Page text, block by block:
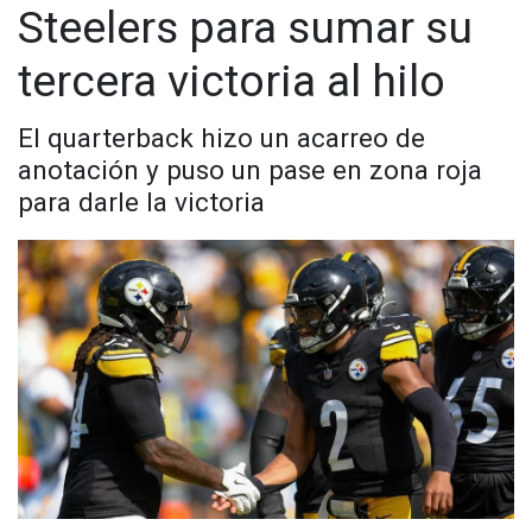
ante Tom Brady hace cuatro años.
Un cambio de planes inesperado
Los Chiefs diseñaron su estrategia para frenar el juego
terrestre de Filadelfia, pero se vieron sorprendidos por un
ataque aéreo reinventado. La defensa de Vic Fangio fue
Steelers para sumar su
tercera victoria al hilo
El quarterback hizo un acarreo de
anotación y puso un pase en zona roja
para darle la victoria